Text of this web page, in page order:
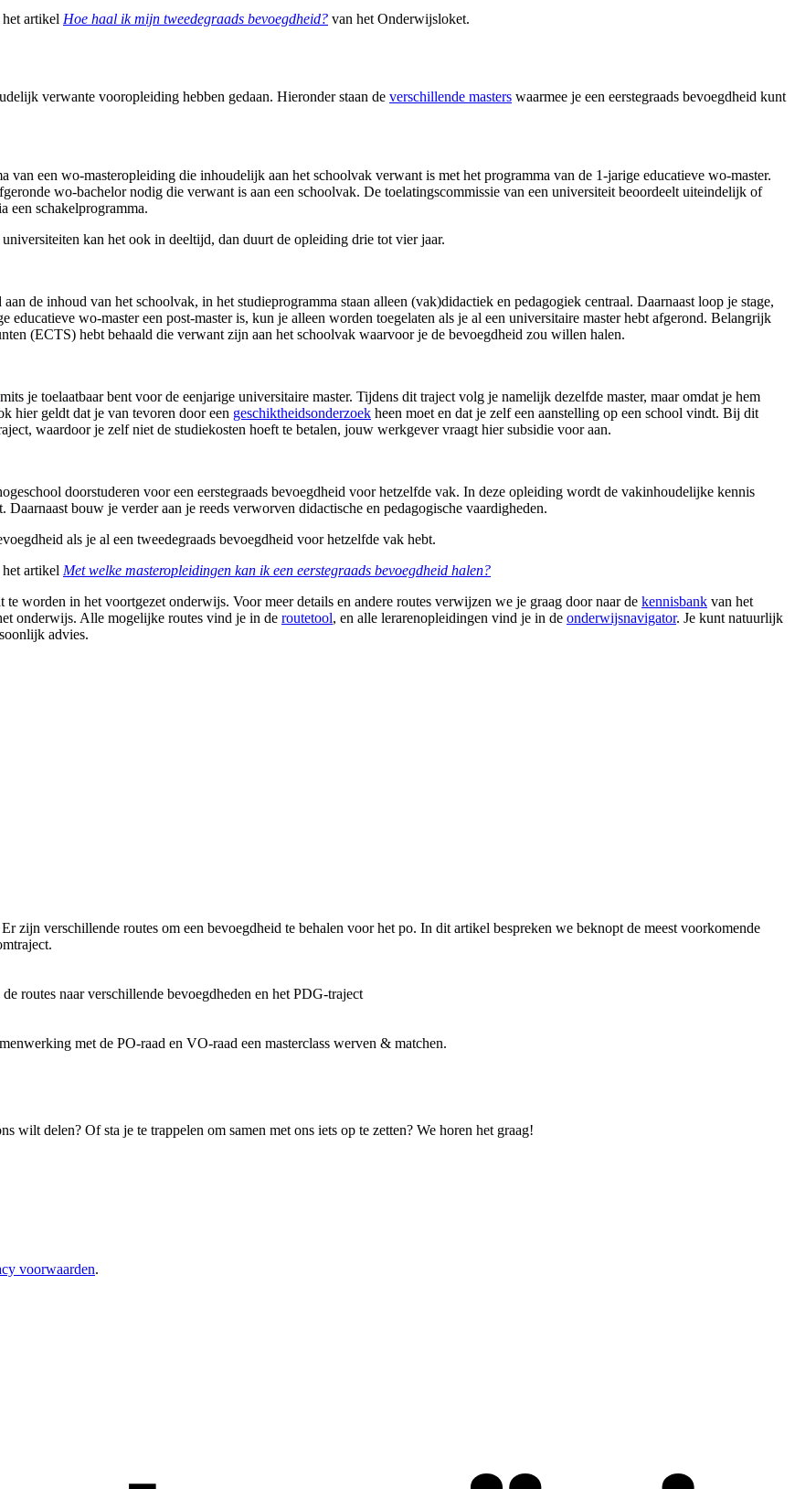
artikel Hoe haal ik mijn tweedegraads bevoegdheid? van het Onderwijsloket.
verwante vooropleiding hebben gedaan. Hieronder staan de verschillende masters waarmee je een eerstegraads bevoegdheid kunt
van een wo-masteropleiding die inhoudelijk aan het schoolvak verwant is met het programma van de 1-jarige educatieve wo-master.
wo-bachelor nodig die verwant is aan een schoolvak. De toelatingscommissie van een universiteit beoordeelt uiteindelijk of
een schakelprogramma.
kan het ook in deeltijd, dan duurt de opleiding drie tot vier jaar.
de inhoud van het schoolvak, in het studieprogramma staan alleen (vak)didactiek en pedagogiek centraal. Daarnaast loop je stage,
wo-master een post-master is, kun je alleen worden toegelaten als je al een universitaire master hebt afgerond. Belangrijk
(ECTS) hebt behaald die verwant zijn aan het schoolvak waarvoor je de bevoegdheid zou willen halen.
je toelaatbaar bent voor de eenjarige universitaire master. Tijdens dit traject volg je namelijk dezelfde master, maar omdat je hem
hier geldt dat je van tevoren door een geschiktheidsonderzoek heen moet en dat je zelf een aanstelling op een school vindt. Bij dit
waardoor je zelf niet de studiekosten hoeft te betalen, jouw werkgever vraagt hier subsidie voor aan.
doorstuderen voor een eerstegraads bevoegdheid voor hetzelfde vak. In deze opleiding wordt de vakinhoudelijke kennis
bouw je verder aan je reeds verworven didactische en pedagogische vaardigheden.
als je al een tweedegraads bevoegdheid voor hetzelfde vak hebt.
artikel Met welke masteropleidingen kan ik een eerstegraads bevoegdheid halen?
worden in het voortgezet onderwijs. Voor meer details en andere routes verwijzen we je graag door naar de kennisbank van het
onderwijs. Alle mogelijke routes vind je in de routetool, en alle lerarenopleidingen vind je in de onderwijsnavigator. Je kunt natuurlijk
advies.
verschillende routes om een bevoegdheid te behalen voor het po. In dit artikel bespreken we beknopt de meest voorkomende
routes naar verschillende bevoegdheden en het PDG-traject
met de PO-raad en VO-raad een masterclass werven & matchen.
wilt delen? Of sta je te trappelen om samen met ons iets op te zetten? We horen het graag!
voorwaarden.